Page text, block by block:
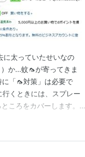
に太っていたせいなの
か...蚊🦟が寄ってきま
「🦟対策」は必要で
くときには、スプレー
ころをカバーします。超
では危ないので、金鳥や